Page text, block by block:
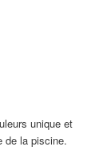
unique et
de la piscine.